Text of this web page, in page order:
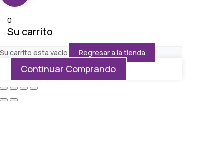
0
Su carrito
Su carrito esta vacio Regresar a la tienda
Continuar Comprando